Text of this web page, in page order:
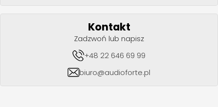
Kontakt
Zadzwoń lub napisz
+48 22 646 69 99
biuro@audioforte.pl